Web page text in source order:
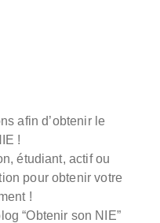
afin d’obtenir le
!
étudiant, actif ou
pour obtenir votre
!
“Obtenir son NIE”